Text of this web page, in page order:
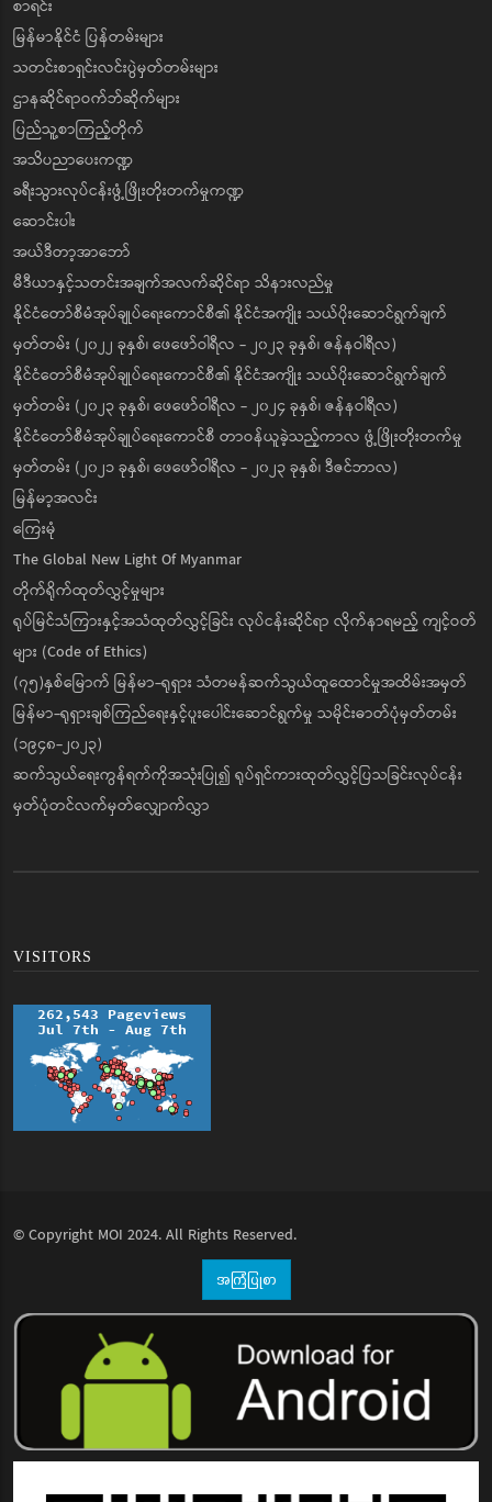
စာရင်း
မြန်မာနိုင်ငံ ပြန်တမ်းများ
သတင်းစာရှင်းလင်းပွဲမှတ်တမ်းများ
ဌာနဆိုင်ရာဝက်ဘ်ဆိုက်များ
ပြည်သူ့စာကြည့်တိုက်
အသိပညာပေးကဏ္ဍ
ခရီးသွားလုပ်ငန်းဖွံ့ဖြိုးတိုးတက်မှုကဏ္ဍ
ဆောင်းပါး
အယ်ဒီတာ့အာဘော်
မီဒီယာနှင့်သတင်းအချက်အလက်ဆိုင်ရာ သိနားလည်မှု
နိုင်ငံတော်စီမံအုပ်ချုပ်ရေးကောင်စီ၏ နိုင်ငံအကျိုး သယ်ပိုးဆောင်ရွက်ချက်
မှတ်တမ်း (၂၀၂၂ ခုနှစ်၊ ဖေဖော်ဝါရီလ - ၂၀၂၃ ခုနှစ်၊ ဇန်နဝါရီလ)
နိုင်ငံတော်စီမံအုပ်ချုပ်ရေးကောင်စီ၏ နိုင်ငံအကျိုး သယ်ပိုးဆောင်ရွက်ချက်
မှတ်တမ်း (၂၀၂၃ ခုနှစ်၊ ဖေဖော်ဝါရီလ - ၂၀၂၄ ခုနှစ်၊ ဇန်နဝါရီလ)
နိုင်ငံတော်စီမံအုပ်ချုပ်ရေးကောင်စီ တာဝန်ယူခဲ့သည့်ကာလ ဖွံ့ဖြိုးတိုးတက်မှု
မှတ်တမ်း (၂၀၂၁ ခုနှစ်၊ ဖေဖော်ဝါရီလ - ၂၀၂၃ ခုနှစ်၊ ဒီဇင်ဘာလ)
မြန်မာ့အလင်း
ကြေးမုံ
The Global New Light Of Myanmar
တိုက်ရိုက်ထုတ်လွှင့်မှုများ
ရုပ်မြင်သံကြားနှင့်အသံထုတ်လွှင့်ခြင်း လုပ်ငန်းဆိုင်ရာ လိုက်နာရမည့် ကျင့်ဝတ်
များ (Code of Ethics)
(၇၅)နှစ်မြောက် မြန်မာ-ရုရှား သံတမန်ဆက်သွယ်ထူထောင်မှုအထိမ်းအမှတ်
မြန်မာ-ရုရှားချစ်ကြည်ရေးနှင့်ပူးပေါင်းဆောင်ရွက်မှု သမိုင်းဓာတ်ပုံမှတ်တမ်း
(၁၉၄၈-၂၀၂၃)
ဆက်သွယ်ရေးကွန်ရက်ကိုအသုံးပြု၍ ရုပ်ရှင်ကားထုတ်လွှင့်ပြသခြင်းလုပ်ငန်း
မှတ်ပုံတင်လက်မှတ်လျှောက်လွှာ
VISITORS
© Copyright MOI 2024. All Rights Reserved.
အကြံပြုစာ